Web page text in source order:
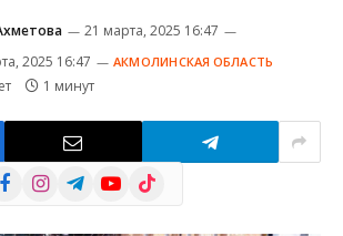
21 марта, 2025 16:47
2025 16:47 АКМОЛИНСКАЯ ОБЛАСТЬ
1 минут
InstagramTelegramYouTube
TikTok